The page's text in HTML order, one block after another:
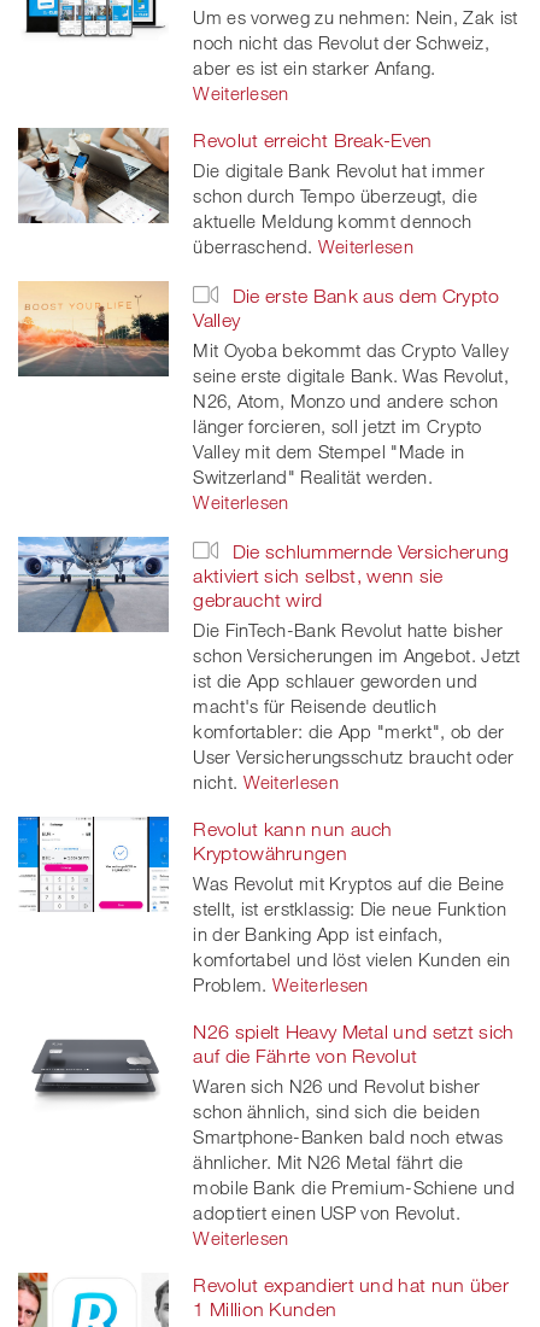
Um es vorweg zu nehmen: Nein, Zak ist
noch nicht das Revolut der Schweiz,
aber es ist ein starker Anfang.
Weiterlesen
Revolut erreicht Break-Even
Die digitale Bank Revolut hat immer
schon durch Tempo überzeugt, die
aktuelle Meldung kommt dennoch
überraschend. Weiterlesen
Die erste Bank aus dem Crypto
Valley
Mit Oyoba bekommt das Crypto Valley
seine erste digitale Bank. Was Revolut,
N26, Atom, Monzo und andere schon
länger forcieren, soll jetzt im Crypto
Valley mit dem Stempel "Made in
Switzerland" Realität werden.
Weiterlesen
Die schlummernde Versicherung
aktiviert sich selbst, wenn sie
gebraucht wird
Die FinTech-Bank Revolut hatte bisher
schon Versicherungen im Angebot. Jetzt
ist die App schlauer geworden und
macht's für Reisende deutlich
komfortabler: die App "merkt", ob der
User Versicherungsschutz braucht oder
nicht. Weiterlesen
Revolut kann nun auch
Kryptowährungen
Was Revolut mit Kryptos auf die Beine
stellt, ist erstklassig: Die neue Funktion
in der Banking App ist einfach,
komfortabel und löst vielen Kunden ein
Problem. Weiterlesen
N26 spielt Heavy Metal und setzt sich
auf die Fährte von Revolut
Waren sich N26 und Revolut bisher
schon ähnlich, sind sich die beiden
Smartphone-Banken bald noch etwas
ähnlicher. Mit N26 Metal fährt die
mobile Bank die Premium-Schiene und
adoptiert einen USP von Revolut.
Weiterlesen
Revolut expandiert und hat nun über
1 Million Kunden